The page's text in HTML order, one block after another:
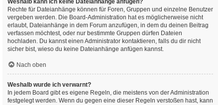
Weshalb kann ich keine Dateianhänge anfügen?
Rechte für Dateianhänge können für Foren, Gruppen und einzelne Benutzer
vergeben werden. Die Board-Administration hat es möglicherweise nicht
erlaubt, Dateianhänge in dem Forum anzufügen, in dem du deinen Beitrag
verfassen möchtest, oder nur bestimmte Gruppen dürfen Dateien
hochladen. Du kannst einen Administrator kontaktieren, falls du dir nicht
sicher bist, wieso du keine Dateianhänge anfügen kannst.
Nach oben
Weshalb wurde ich verwarnt?
In jedem Board gibt es eigene Regeln, die meistens von der Administration
festgelegt werden. Wenn du gegen eine dieser Regeln verstoßen hast, kann